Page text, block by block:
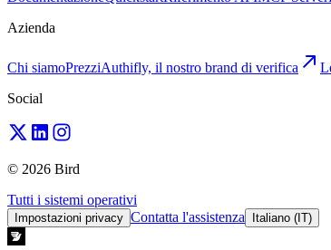
Azienda
Chi siamoPrezziAuthifly, il nostro brand di verifica
Social
© 2026 Bird
Tutti i sistemi operativi
Impostazioni privacy Contatta l'assistenza Italiano (IT)